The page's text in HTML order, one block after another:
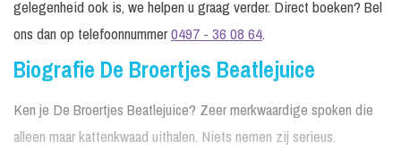
gelegenheid ook is, we helpen u graag verder. Direct boeken? Bel
ons dan op telefoonnummer0497 - 36 08 64.
Biografie De Broertjes Beatlejuice
Ken je De Broertjes Beatlejuice? Zeer merkwaardige spoken die
alleen maar kattenkwaad uithalen. Niets nemen zij serieus.